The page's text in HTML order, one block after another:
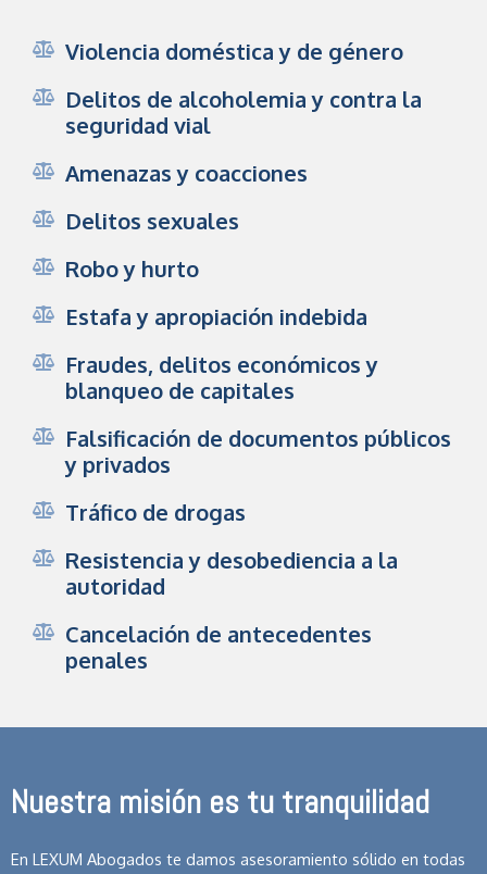
Violencia doméstica y de género
Delitos de alcoholemia y contra la
seguridad vial
Amenazas y coacciones
Delitos sexuales
Robo y hurto
Estafa y apropiación indebida
Fraudes, delitos económicos y
blanqueo de capitales
Falsificación de documentos públicos
y privados
Tráfico de drogas
Resistencia y desobediencia a la
autoridad
Cancelación de antecedentes
penales
Nuestra misión es tu tranquilidad
En LEXUM Abogados te damos asesoramiento sólido en todas